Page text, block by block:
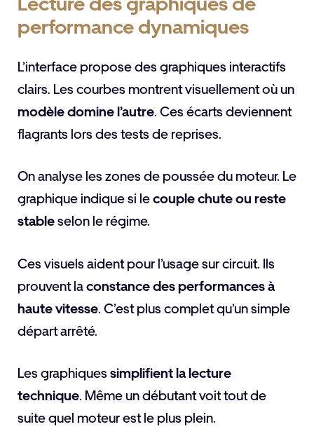
performance dynamiques
L’interface propose des graphiques interactifs
clairs. Les courbes montrent visuellement où un
modèle domine l’autre. Ces écarts deviennent
flagrants lors des tests de reprises.
On analyse les zones de poussée du moteur. Le
graphique indique si lecouple chute ou reste
stableselon le régime.
Ces visuels aident pour l’usage sur circuit. Ils
prouvent laconstance des performances à
haute vitesse. C’est plus complet qu’un simple
départ arrêté.
Les graphiques simplifient la lecture
technique. Même un débutant voit tout de
suite quel moteur est le plus plein.